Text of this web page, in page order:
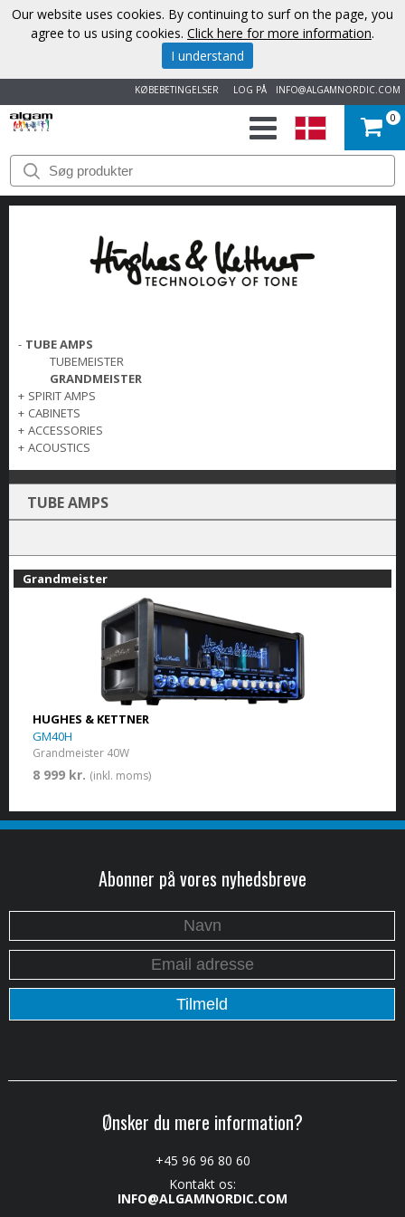
INFO@ALGAMNORDIC.COM
LOG PÅ
KØBEBETINGELSER
START
VAREMÆRKER
NYHEDER
OS
KONTAKT
0
- TUBE AMPS
TUBEMEISTER
GRANDMEISTER
+ SPIRIT AMPS
+ CABINETS
+ ACCESSORIES
+ ACOUSTICS
TUBE AMPS
Grandmeister
HUGHES & KETTNER
GM40H
Grandmeister 40W
8 999 kr. (inkl. moms)
Abonner på vores nyhedsbreve
Ønsker du mere information?
+45 96 96 80 60
Kontakt os:
INFO@ALGAMNORDIC.COM
Our website uses cookies. By continuing to surf on the page, you
agree to us using cookies. Click here for more information.
I understand